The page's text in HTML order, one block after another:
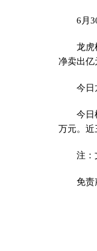
6月
龙虎
净卖出亿
今日
今日
万元。近
注：
免责